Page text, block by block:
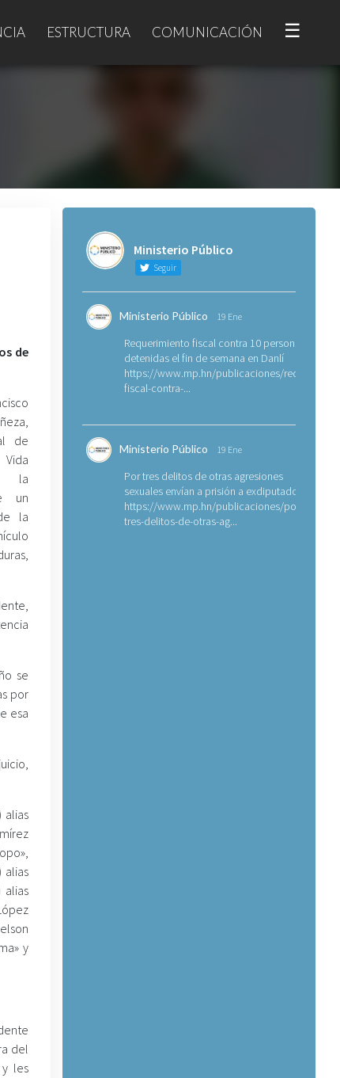
ESTRUCTURA COMUNICACIÓN ☰
de
de
la
un
la
se
por
esa
alias
alias
alias
y
del
les
Ministerio Público
Seguir
Ministerio Público 19 Ene
Requerimiento fiscal contra 10 personas
detenidas el fin de semana en Danlí
https://www.mp.hn/publicaciones/
fiscal-contra-...
Ministerio Público 19 Ene
Por tres delitos de otras agresiones
sexuales envían a prisión a exdiputado
https://www.mp.hn/publicaciones/por-
tres-delitos-de-otras-ag...